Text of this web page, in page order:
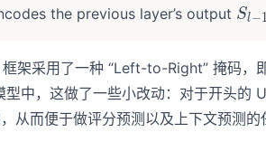
the previous layer’s output Sl−1
架采用了一种 “Left-to-Right” 掩码，
型中，这做了一些小改动：对于开头的
从而便于做评分预测以及上下文预测的